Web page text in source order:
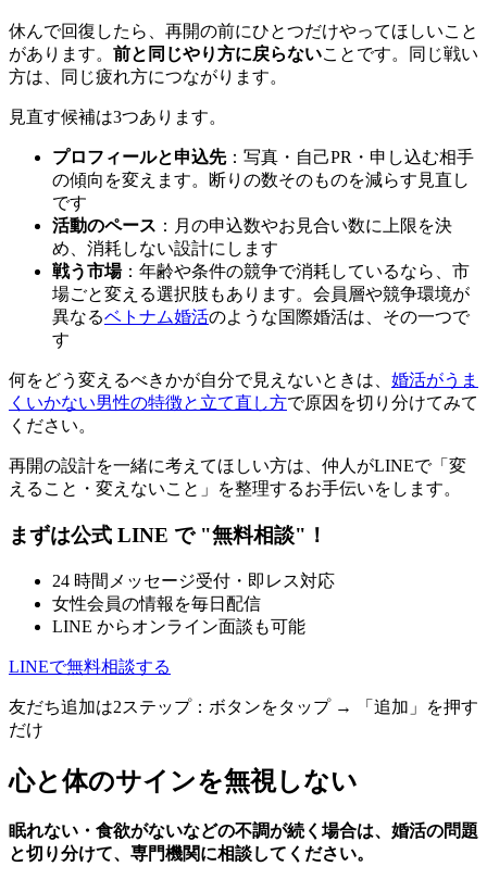
休んで回復したら、再開の前にひとつだけやってほしいこと
があります。 前と同じやり方に戻らないことです。同じ戦い
方は、同じ疲れ方につながります。
見直す候補は3つあります。
プロフィールと申込先：写真・自己PR・申し込む相手
の傾向を変えます。断りの数そのものを減らす見直し
です
活動のペース ：月の申込数やお見合い数に上限を決
め、消耗しない設計にします
戦う市場：年齢や条件の競争で消耗しているなら、市
場ごと変える選択肢もあります。会員層や競争環境が
異なるベトナム婚活のような国際婚活は、その一つで
す
何をどう変えるべきかが自分で見えないときは、 婚活がうま
くいかない男性の特徴と立て直し方で原因を切り分けてみて
ください。
再開の設計を一緒に考えてほしい方は、仲人がLINEで「変
えること・変えないこと」を整理するお手伝いをします。
まずは公式 LINE で "無料相談"！
24 時間メッセージ受付・即レス対応
女性会員の情報を毎日配信
LINE からオンライン面談も可能
LINEで無料相談する
友だち追加は2ステップ：ボタンをタップ → 「追加」を押す
だけ
心と体のサインを無視しない
眠れない・食欲がないなどの不調が続く場合は、婚活の問題
と切り分けて、専門機関に相談してください。